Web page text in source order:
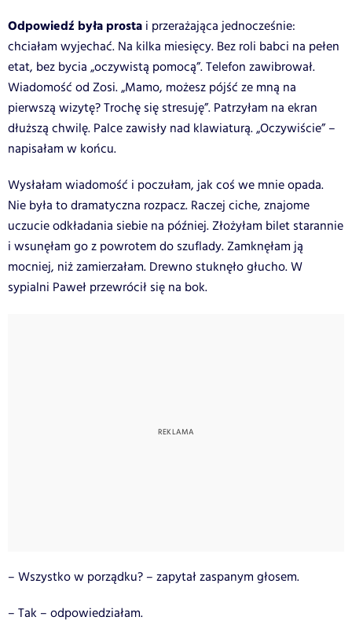
Odpowiedź była prosta i przerażająca jednocześnie:
chciałam wyjechać. Na kilka miesięcy. Bez roli babci na pełen
etat, bez bycia „oczywistą pomocą”. Telefon zawibrował.
Wiadomość od Zosi. „Mamo, możesz pójść ze mną na
pierwszą wizytę? Trochę się stresuję”. Patrzyłam na ekran
dłuższą chwilę. Palce zawisły nad klawiaturą. „Oczywiście” –
napisałam w końcu.
Wysłałam wiadomość i poczułam, jak coś we mnie opada.
Nie była to dramatyczna rozpacz. Raczej ciche, znajome
uczucie odkładania siebie na później. Złożyłam bilet starannie
i wsunęłam go z powrotem do szuflady. Zamknęłam ją
mocniej, niż zamierzałam. Drewno stuknęło głucho. W
sypialni Paweł przewrócił się na bok.
– Wszystko w porządku? – zapytał zaspanym głosem.
– Tak – odpowiedziałam.